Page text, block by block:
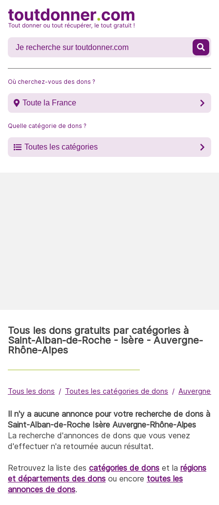
Où cherchez-vous des dons ?
Toute la France
Quelle catégorie de dons ?
Toutes les catégories
Tous les dons gratuits par catégories à
Saint-Alban-de-Roche - Isère - Auvergne-
Rhône-Alpes
Tous les dons Toutes les catégories de dons Auvergne-
Il n'y a aucune annonce pour votre recherche de dons à
Saint-Alban-de-Roche Isère Auvergne-Rhône-Alpes
La recherche d'annonces de dons que vous venez
d'effectuer n'a retournée aucun résultat.
Retrouvez la liste des catégories de dons et la régions
et départements des dons ou encore toutes les
annonces de dons.